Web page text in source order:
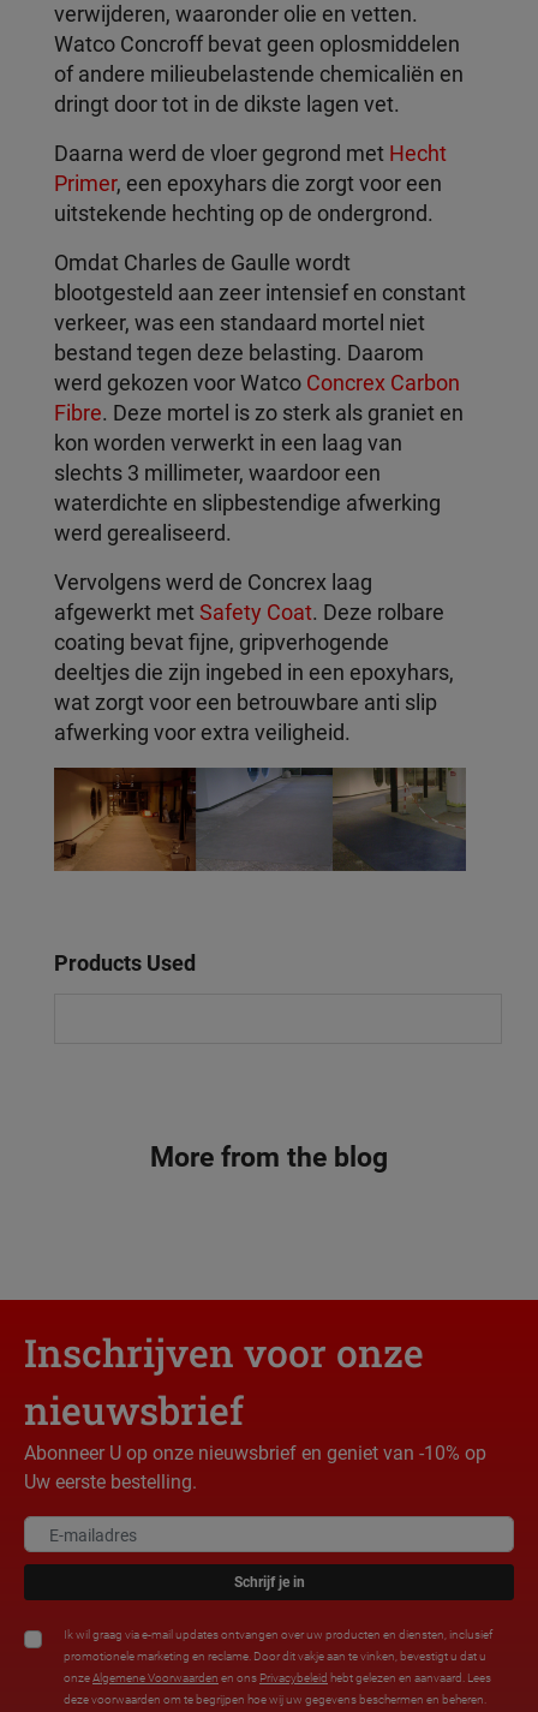
verwijderen, waaronder olie en vetten.
Watco Concroff bevat geen oplosmiddelen
of andere milieubelastende chemicaliën en
dringt door tot in de dikste lagen vet.
Daarna werd de vloer gegrond met Hecht
Primer, een epoxyhars die zorgt voor een
uitstekende hechting op de ondergrond.
Omdat Charles de Gaulle wordt
blootgesteld aan zeer intensief en constant
verkeer, was een standaard mortel niet
bestand tegen deze belasting. Daarom
werd gekozen voor Watco Concrex Carbon
Fibre. Deze mortel is zo sterk als graniet en
kon worden verwerkt in een laag van
slechts 3 millimeter, waardoor een
waterdichte en slipbestendige afwerking
werd gerealiseerd.
Vervolgens werd de Concrex laag
afgewerkt met Safety Coat. Deze rolbare
coating bevat fijne, gripverhogende
deeltjes die zijn ingebed in een epoxyhars,
wat zorgt voor een betrouwbare anti slip
afwerking voor extra veiligheid.
Products Used
More from the blog
Inschrijven voor onze
nieuwsbrief
Abonneer U op onze nieuwsbrief en geniet van -10% op
Uw eerste bestelling.
Schrijf je in
Ik wil graag via e-mail updates ontvangen over uw producten en diensten, inclusief
promotionele marketing en reclame. Door dit vakje aan te vinken, bevestigt u dat u
onzeAlgemene Voorwaarden en ons Privacybeleid hebt gelezen en aanvaard. Lees
deze voorwaarden om te begrijpen hoe wij uw gegevens beschermen en beheren.